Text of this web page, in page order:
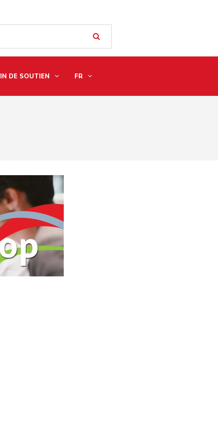
DE SOUTIEN FR